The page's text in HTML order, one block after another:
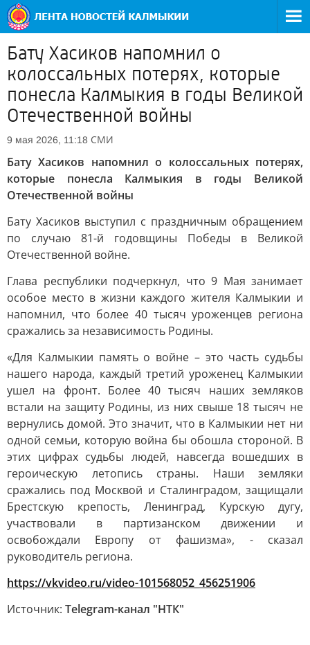
Бату Хасиков напомнил о
колоссальных потерях, которые
понесла Калмыкия в годы Великой
Отечественной войны
9 мая 2026, 11:18 СМИ
Бату Хасиков напомнил о колоссальных потерях,
которые понесла Калмыкия в годы Великой
Отечественной войны
Бату Хасиков выступил с праздничным обращением
по случаю 81-й годовщины Победы в Великой
Отечественной войне.
Глава республики подчеркнул, что 9 Мая занимает
особое место в жизни каждого жителя Калмыкии и
напомнил, что более 40 тысяч уроженцев региона
сражались за независимость Родины.
«Для Калмыкии память о войне – это часть судьбы
нашего народа, каждый третий уроженец Калмыкии
ушел на фронт. Более 40 тысяч наших земляков
встали на защиту Родины, из них свыше 18 тысяч не
вернулись домой. Это значит, что в Калмыкии нет ни
одной семьи, которую война бы обошла стороной. В
этих цифрах судьбы людей, навсегда вошедших в
героическую летопись страны. Наши земляки
сражались под Москвой и Сталинградом, защищали
Брестскую крепость, Ленинград, Курскую дугу,
участвовали в партизанском движении и
освобождали Европу от фашизма», - сказал
руководитель региона.
https://vkvideo.ru/video-101568052_456251906
Источник: Telegram-канал "НТК"